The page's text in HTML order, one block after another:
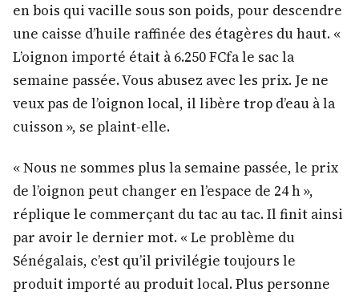
en bois qui vacille sous son poids, pour descendre
une caisse d’huile raffinée des étagères du haut. «
L’oignon importé était à 6.250 FCfa le sac la
semaine passée. Vous abusez avec les prix. Je ne
veux pas de l’oignon local, il libère trop d’eau à la
cuisson », se plaint-elle.
« Nous ne sommes plus la semaine passée, le prix
de l’oignon peut changer en l’espace de 24 h »,
réplique le commerçant du tac au tac. Il finit ainsi
par avoir le dernier mot. « Le problème du
Sénégalais, c’est qu’il privilégie toujours le
produit importé au produit local. Plus personne